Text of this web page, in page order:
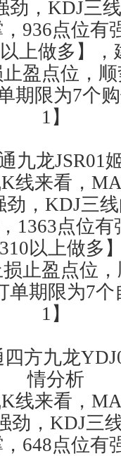
劲，KDJ三
936点位有
以上做多】
盈点位，
期限为7个
1】
九龙JSR01
线来看，
，KDJ三
1363点位有
以上做多
止盈点位
单期限为7
1】
四方九龙
情分析
线来看，
劲，KDJ三
648点位有